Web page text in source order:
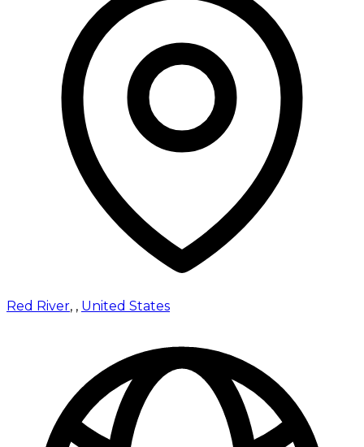
Red River, , United States